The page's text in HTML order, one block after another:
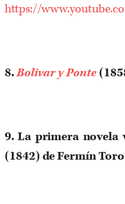
https://
8.Bolivar y Ponte
9. La primera novela
(1842) de Fermín Toro